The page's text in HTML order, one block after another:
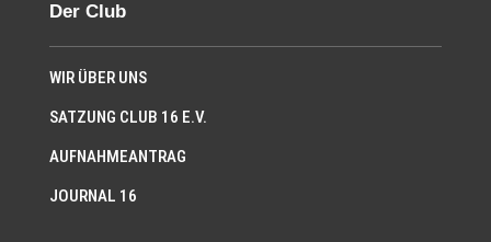
Der Club
WIR ÜBER UNS
SATZUNG CLUB 16 E.V.
AUFNAHMEANTRAG
JOURNAL 16